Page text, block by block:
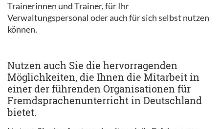
Trainerinnen und Trainer, für Ihr
Verwaltungspersonal oder auch für sich selbst nutzen
können.
Nutzen auch Sie die hervorragenden
Möglichkeiten, die Ihnen die Mitarbeit in
einer der führenden Organisationen für
Fremdsprachenunterricht in Deutschland
bietet.